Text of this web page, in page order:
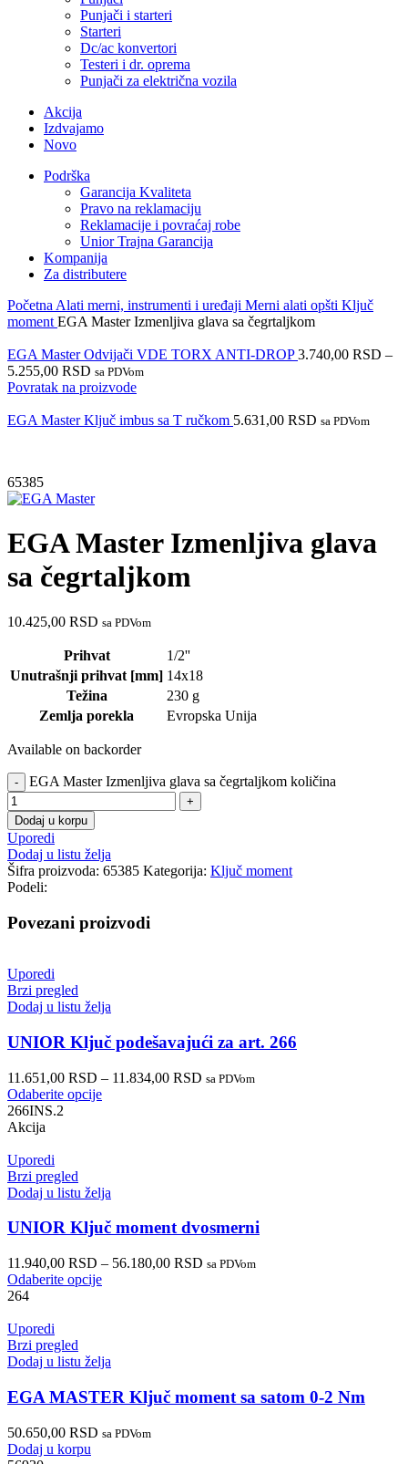
Punjači i starteri
Starteri
Dc/ac konvertori
Testeri i dr. oprema
Punjači za električna vozila
Akcija
Izdvajamo
Novo
Podrška
Garancija Kvaliteta
Pravo na reklamaciju
Reklamacije i povraćaj robe
Unior Trajna Garancija
Kompanija
Za distributere
Početna Alati merni, instrumenti i uređaji Merni alati opšti Ključ
moment EGA Master Izmenljiva glava sa čegrtaljkom
EGA Master Odvijači VDE TORX ANTI-DROP3.740,00 RSD –
5.255,00 RSD sa PDVom
Povratak na proizvode
EGA Master Ključ imbus sa T ručkom 5.631,00 RSD sa PDVom
65385
EGA Master Izmenljiva glava
sa čegrtaljkom
10.425,00 RSD sa PDVom
Prihvat
1/2''
Unutrašnji prihvat [mm] 14x18
Težina
230 g
Zemlja porekla
Evropska Unija
Available on backorder
EGA Master Izmenljiva glava sa čegrtaljkom količina
Dodaj u korpu
Uporedi
Dodaj u listu želja
Šifra proizvoda: 65385 Kategorija: Ključ moment
Podeli:
Povezani proizvodi
Uporedi
Brzi pregled
Dodaj u listu želja
UNIOR Ključ podešavajući za art. 266
11.651,00 RSD – 11.834,00 RSD sa PDVom
Odaberite opcije
266INS.2
Akcija
Uporedi
Brzi pregled
Dodaj u listu želja
UNIOR Ključ moment dvosmerni
11.940,00 RSD – 56.180,00 RSD sa PDVom
Odaberite opcije
264
Uporedi
Brzi pregled
Dodaj u listu želja
EGA MASTER Ključ moment sa satom 0-2 Nm
50.650,00 RSD sa PDVom
Dodaj u korpu